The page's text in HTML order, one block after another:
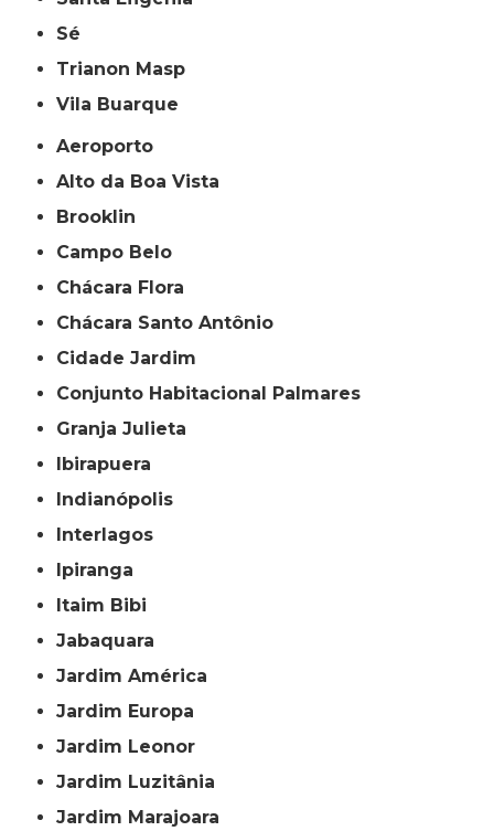
Sé
Trianon Masp
Vila Buarque
Aeroporto
Alto da Boa Vista
Brooklin
Campo Belo
Chácara Flora
Chácara Santo Antônio
Cidade Jardim
Conjunto Habitacional Palmares
Granja Julieta
Ibirapuera
Indianópolis
Interlagos
Ipiranga
Itaim Bibi
Jabaquara
Jardim América
Jardim Europa
Jardim Leonor
Jardim Luzitânia
Jardim Marajoara